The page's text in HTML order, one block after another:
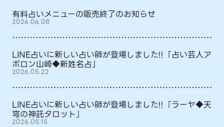
有料占いメニューの販売終了のお知らせ
2026.06.08
LINE占いに新しい占い師が登場しました!!「占い芸人ア
ポロン山崎◆新姓名占」
2026.05.22
LINE占いに新しい占い師が登場しました!!「ラーヤ◆天
穹の神託タロット」
2026.05.15